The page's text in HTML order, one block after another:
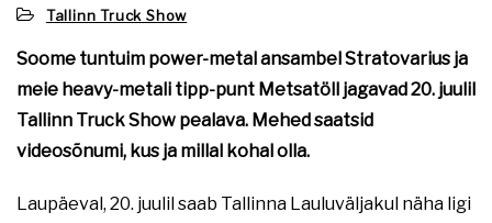
Tallinn Truck Show
Soome tuntuim power-metal ansambel Stratovarius ja
meie heavy-metali tipp-punt Metsatöll jagavad 20. juulil
Tallinn Truck Show pealava. Mehed saatsid
videosõnumi, kus ja millal kohal olla.
Laupäeval, 20. juulil saab Tallinna Lauluväljakul näha ligi